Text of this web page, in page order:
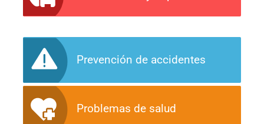
Prevención de accidentes
Problemas de salud